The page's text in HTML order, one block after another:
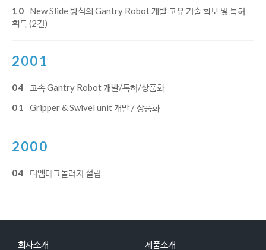
10
New Slide 방식의 Gantry Robot 개발 고유 기술 확보 및 특허
획득 (2건)
2001
04
고속 Gantry Robot 개발/특허/상품화
01
Gripper & Swivel unit 개발 / 상품화
2000
04 디엠테크놀러지 설립
회사소개 제품소개